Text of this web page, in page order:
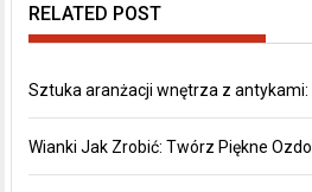
RELATED POST
Sztuka aranżacji wnętrza z
Wianki Jak Zrobić: Twórz Piękne